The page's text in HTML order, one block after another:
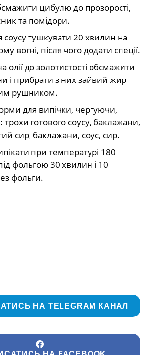
цибулю до прозорості,
та помідори.
соусу тушкувати 20 хвилин на
вогні, після чого додати спеції.
олії до золотистості обсмажити
і прибрати з них зайвий жир
рушником.
для випічки, чергуючи,
трохи готового соусу, баклажани,
сир, баклажани, соус, сир.
при температурі 180
фольгою 30 хвилин і 10
фольги.
НА TELEGRAM КАНАЛ